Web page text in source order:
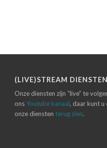
(LIVE)STREAM DIENSTEN
Onze diensten zijn “live” te
onsYoutube kanaal, daar kunt u
onze diensten terug zien.